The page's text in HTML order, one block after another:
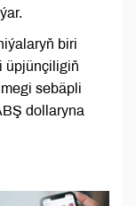
biri
üpjünçiligiň
sebäpli
dollaryna